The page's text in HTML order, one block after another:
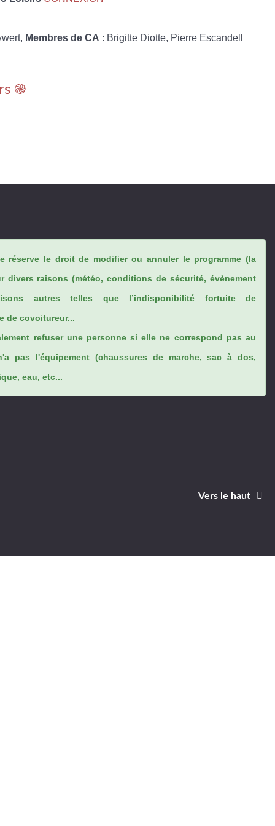
Membres de CA : Brigitte Diotte, Pierre Escandell
֎
réserve le droit de modifier ou annuler le programme (la
divers raisons (météo, conditions de sécurité, évènement
autres telles que l’indisponibilité fortuite de
de covoitureur...
refuser une personne si elle ne correspond pas au
pas l'équipement (chaussures de marche, sac à dos,
eau, etc...
Vers le haut